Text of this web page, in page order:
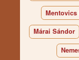
Mentovics
Márai Sándor